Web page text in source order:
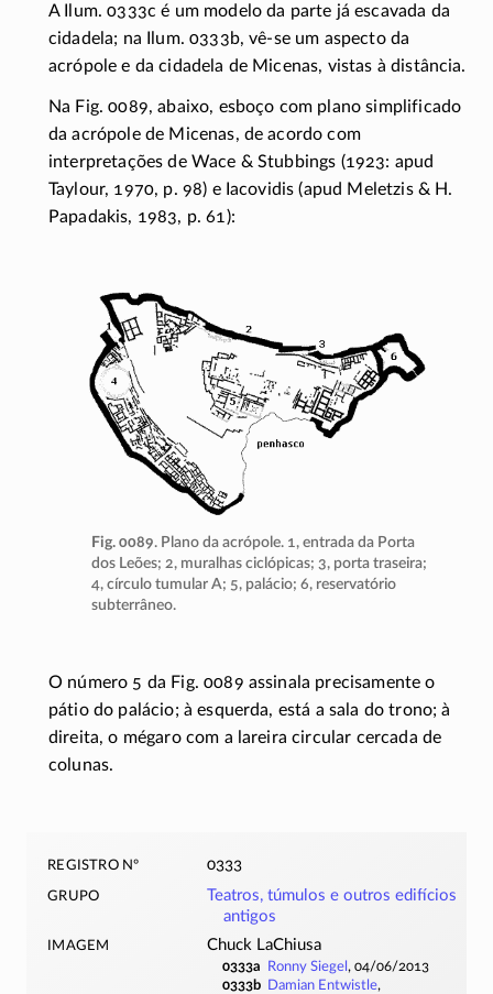
A Ilum. 0333c é um modelo da parte já escavada da
cidadela; na Ilum. 0333b, vê-se um aspecto da
acrópole e da cidadela de Micenas, vistas à distância.
Na Fig. 0089, abaixo, esboço com plano simplificado
da acrópole de Micenas, de acordo com
interpretações de Wace & Stubbings (1923: apud
Taylour, 1970, p. 98) e Iacovidis (apud Meletzis & H.
Papadakis, 1983, p. 61):
Fig. 0089. Plano da acrópole. 1, entrada da Porta
dos Leões; 2, muralhas ciclópicas; 3, porta traseira;
4, círculo tumular A; 5, palácio; 6, reservatório
subterrâneo.
O número 5 da Fig. 0089 assinala precisamente o
pátio do palácio; à esquerda, está a sala do trono; à
direita, o mégaro com a lareira circular cercada de
colunas.
registro nº 0333
grupo
Teatros, túmulos e outros edifícios
antigos
imagem Chuck LaChiusa
0333a Ronny Siegel , 04/06/2013
0333b Damian Entwistle,